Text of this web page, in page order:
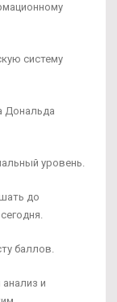
систему
Дональда
уровень.
до
баллов.
и